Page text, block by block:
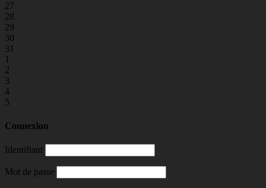
27
28
29
30
31
1
2
3
4
5
Connexion
Identifiant
Mot de passe